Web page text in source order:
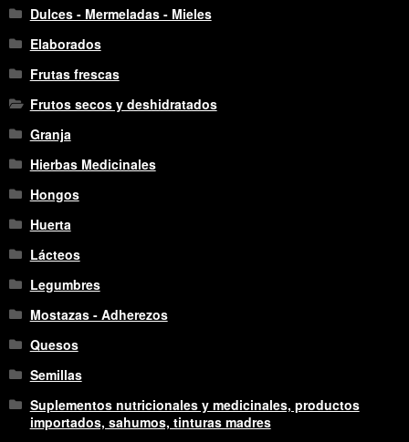
Dulces - Mermeladas - Mieles
Elaborados
Frutas frescas
Frutos secos y deshidratados
Granja
Hierbas Medicinales
Hongos
Huerta
Lácteos
Legumbres
Mostazas - Adherezos
Quesos
Semillas
Suplementos nutricionales y medicinales, productos
importados, sahumos, tinturas madres